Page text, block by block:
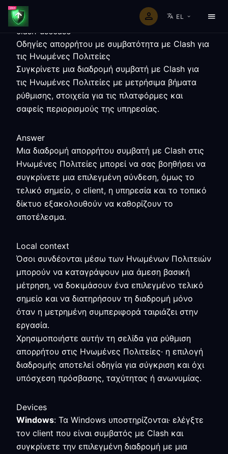
EL
clash-usecase
Οδηγίες απορρήτου με συμβατότητα με Clash για
τις Ηνωμένες Πολιτείες
Συγκρίνετε μια διαδρομή συμβατή με Clash για
τις Ηνωμένες Πολιτείες με μετρήσιμα βήματα
ρύθμισης, στοιχεία για τις πλατφόρμες και
σαφείς περιορισμούς της υπηρεσίας.
Answer
Μια διαδρομή απορρήτου συμβατή με Clash στις
Ηνωμένες Πολιτείες μπορεί να σας βοηθήσει να
συγκρίνετε μια επιλεγμένη σύνδεση, όμως το
τελικό σημείο, ο client, η υπηρεσία και το τοπικό
δίκτυο εξακολουθούν να καθορίζουν το
αποτέλεσμα.
Local context
Όσοι συνδέονται μέσω των Ηνωμένων Πολιτειών
μπορούν να καταγράψουν μια άμεση βασική
μέτρηση, να δοκιμάσουν ένα επιλεγμένο τελικό
σημείο και να διατηρήσουν τη διαδρομή μόνο
όταν η μετρημένη συμπεριφορά ταιριάζει στην
εργασία.
Χρησιμοποιήστε αυτήν τη σελίδα για ρύθμιση
απορρήτου στις Ηνωμένες Πολιτείες· η επιλογή
διαδρομής αποτελεί οδηγία για σύγκριση και όχι
υπόσχεση πρόσβασης, ταχύτητας ή ανωνυμίας.
Devices
Windows: Τα Windows υποστηρίζονται· ελέγξτε
τον client που είναι συμβατός με Clash και
συγκρίνετε την επιλεγμένη διαδρομή με μια